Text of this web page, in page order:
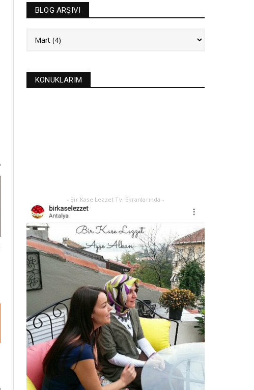
İRMİK HELVASI TARİFİ
KURABİYELER
BLOG ARŞIVI
KONUKLARIM
- Bir Kase Lezzet Tv. Ekranlarında -